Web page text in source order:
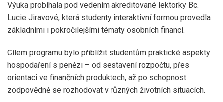
Výuka probíhala pod vedením akreditované lektorky Bc.
Lucie Jiravové, která studenty interaktivní formou provedla
základními i pokročilejšími tématy osobních financí.
Cílem programu bylo přiblížit studentům praktické aspekty
hospodaření s penězi – od sestavení rozpočtu, přes
orientaci ve finančních produktech, až po schopnost
zodpovědně se rozhodovat v různých životních situacích.